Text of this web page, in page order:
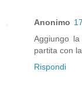
Anonimo
Aggiungo
partita con
Rispondi